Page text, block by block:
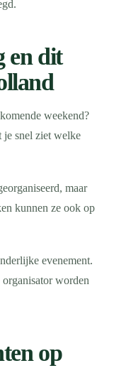
en dit
weekend?
je snel ziet welke
maar
kunnen ze ook op
evenement.
worden
op